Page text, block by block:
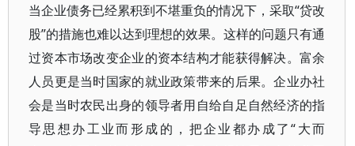
当企业债务已经累积到不堪重负的情况下，采取“贷改
股”的措施也难以达到理想的效果。这样的问题只有通
过资本市场改变企业的资本结构才能获得解决。富余
人员更是当时国家的就业政策带来的后果。企业办社
会是当时农民出身的领导者用自给自足自然经济的指
导思想办工业而形成的，把企业都办成了“大而